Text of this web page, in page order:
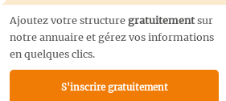
Ajoutez votre structure gratuitementsur
notre annuaire et gérez vos informations
en quelques clics.
S'inscrire gratuitement